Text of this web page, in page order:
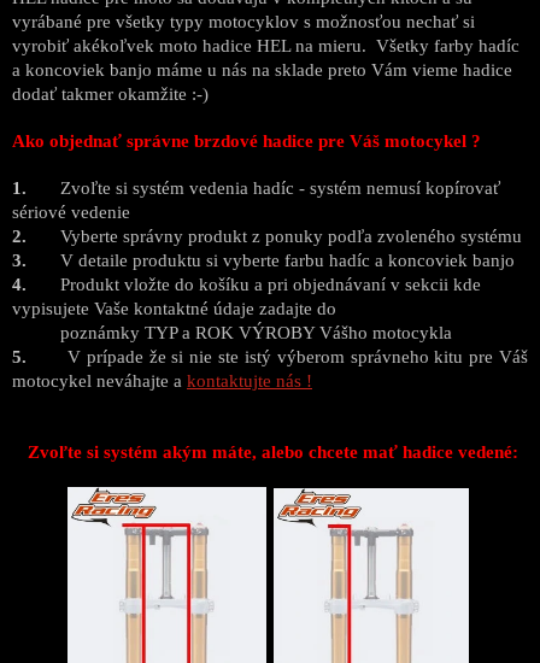
vyrábané pre všetky typy motocyklov s možnosťou nechať si
vyrobiť akékoľvek moto hadice HEL na mieru. Všetky farby hadíc
a koncoviek banjo máme u nás na sklade preto Vám vieme hadice
dodať takmer okamžite :-)
Ako objednať správne brzdové hadice pre Váš motocykel ?
1. Zvoľte si systém vedenia hadíc - systém nemusí kopírovať
sériové vedenie
2. Vyberte správny produkt z ponuky podľa zvoleného systému
3. V detaile produktu si vyberte farbu hadíc a koncoviek banjo
4. Produkt vložte do košíku a pri objednávaní v sekcii kde
vypisujete Vaše kontaktné údaje zadajte do
poznámky TYP a ROK VÝROBY Vášho motocykla
5. V prípade že si nie ste istý výberom správneho kitu pre Váš
motocykel neváhajte a kontaktujte nás !
Zvoľte si systém akým máte, alebo chcete mať hadice vedené: